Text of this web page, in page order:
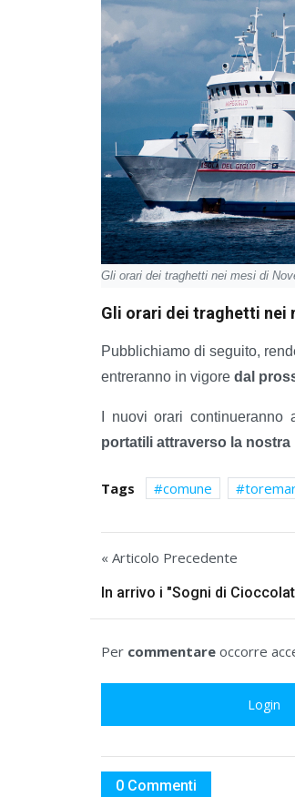
Gli orari dei traghetti nei mesi di
Gli orari dei traghetti nei
Pubblichiamo di seguito,
entreranno in vigore dal
I nuovi orari
portatili attraverso la
Tags comune
« Articolo Precedente
In arrivo i "Sogni di
Per commentare occorre
Login
0 Commenti